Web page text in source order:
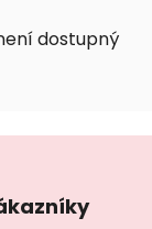
dostupný